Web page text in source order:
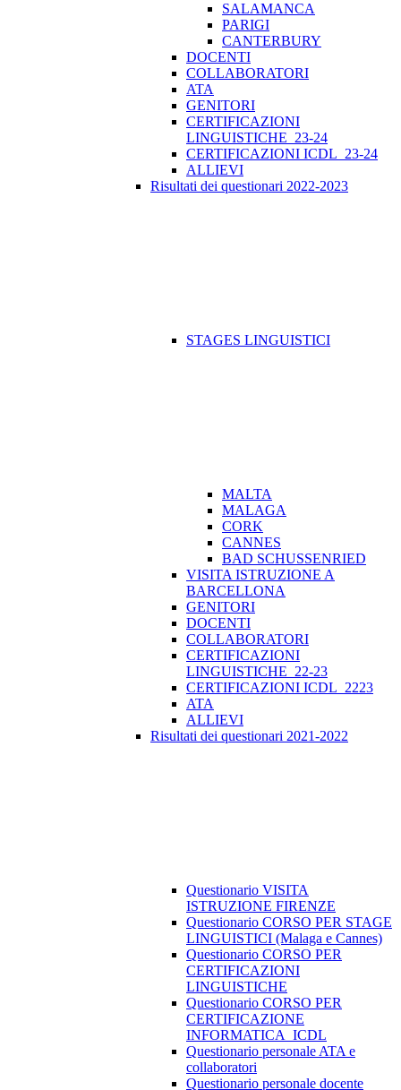
SALAMANCA
PARIGI
CANTERBURY
DOCENTI
COLLABORATORI
ATA
GENITORI
CERTIFICAZIONI
LINGUISTICHE_23-24
CERTIFICAZIONI ICDL_23-24
ALLIEVI
Risultati dei questionari 2022-2023
STAGES LINGUISTICI
MALTA
MALAGA
CORK
CANNES
BAD SCHUSSENRIED
VISITA ISTRUZIONE A
BARCELLONA
GENITORI
DOCENTI
COLLABORATORI
CERTIFICAZIONI
LINGUISTICHE_22-23
CERTIFICAZIONI ICDL_2223
ATA
ALLIEVI
Risultati dei questionari 2021-2022
Questionario VISITA
ISTRUZIONE FIRENZE
Questionario CORSO PER STAGE
LINGUISTICI (Malaga e Cannes)
Questionario CORSO PER
CERTIFICAZIONI
LINGUISTICHE
Questionario CORSO PER
CERTIFICAZIONE
INFORMATICA_ICDL
Questionario personale ATA e
collaboratori
Questionario personale docente